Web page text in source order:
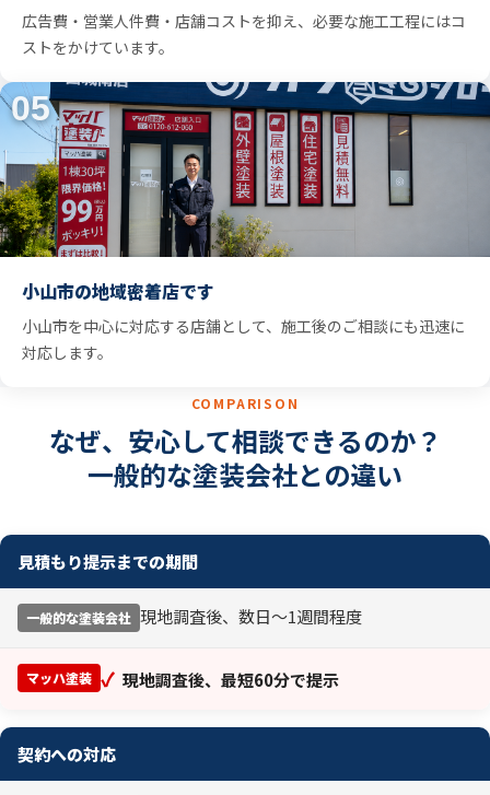
広告費・営業人件費・店舗コストを抑え、必要な施工工程にはコ
ストをかけています。
05
小山市の地域密着店です
小山市を中心に対応する店舗として、施工後のご相談にも迅速に
対応します。
COMPARISON
なぜ、安心して相談できるのか？
一般的な塗装会社との違い
見積もり提示までの期間
一般的な塗装会社 現地調査後、数日〜1週間程度
マッハ塗装 ✓ 現地調査後、最短60分で提示
契約への対応